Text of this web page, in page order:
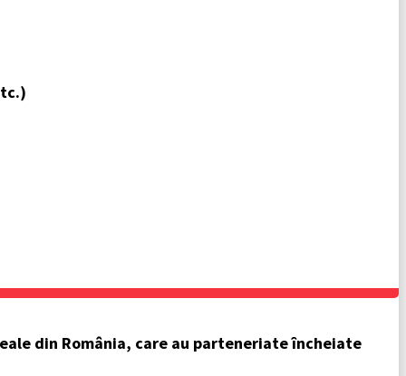
din România, care au parteneriate încheiate